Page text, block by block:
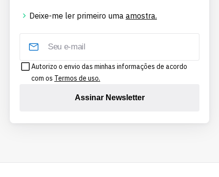
Deixe-me ler primeiro uma amostra.
Autorizo o envio das minhas informações de acordo
com os Termos de uso.
Assinar Newsletter